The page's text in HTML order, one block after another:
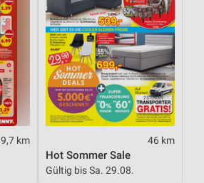
9,7 km 46 km
Hot Sommer Sale
Gültig bis Sa. 29.08.